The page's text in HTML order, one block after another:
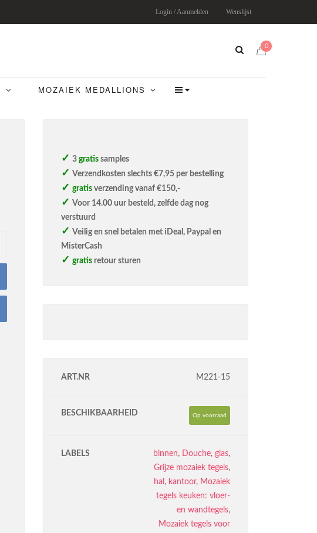
Login / Aanmelden Wenslijst
0
MOZAIEK MEDALLIONS
3 gratis samples
Verzendkosten slechts €7,95 per bestelling
gratis verzending vanaf €150,-
Voor 14.00 uur besteld, zelfde dag nog
verstuurd
Veilig en snel betalen met iDeal, Paypal en
MisterCash
gratis retour sturen
ART.NR M221-15
BESCHIKBAARHEID Op voorraad
LABELS binnen, Douche, glas,
Grijze mozaiek tegels,
hal , kantoor, Mozaiek
tegels keuken: vloer-
en wandtegels,
Mozaiek tegels voor